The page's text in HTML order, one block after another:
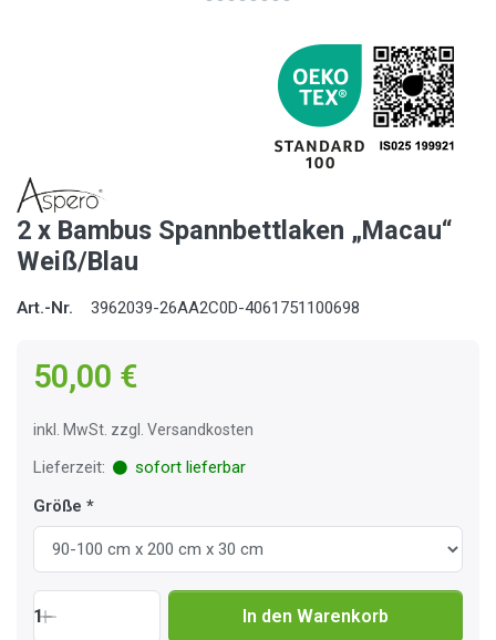
2 x Bambus Spannbettlaken „Macau“
Weiß/Blau
Art.-Nr. 3962039-26AA2C0D-4061751100698
50,00 €
inkl. MwSt. zzgl. Versandkosten
Lieferzeit:
sofort lieferbar
Größe
1 In den Warenkorb